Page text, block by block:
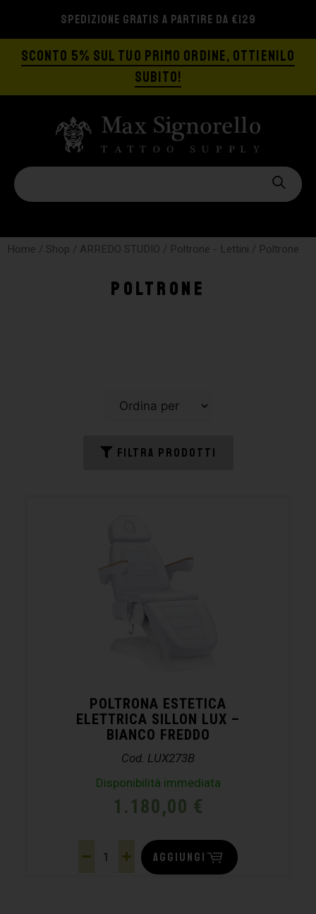
SPEDIZIONE GRATIS A PARTIRE DA €129
SCONTO 5% SUL TUO PRIMO ORDINE, OTTIENILO
SUBITO!
Home / Shop / ARREDO STUDIO / Poltrone - Lettini / Poltrone
Poltrone
FILTRA PRODOTTI
POLTRONA ESTETICA
ELETTRICA SILLON LUX –
BIANCO FREDDO
Cod. LUX273B
Disponibilità immediata
1.180,00 €
AGGIUNGI